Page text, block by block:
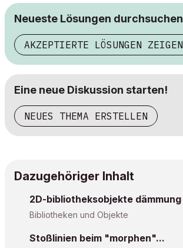
Neueste Lösungen durchsuchen
AKZEPTIERTE LÖSUNGEN ZEIGEN
Eine neue Diskussion starten!
NEUES THEMA ERSTELLEN
Dazugehöriger Inhalt
2D-bibliotheksobjekte dämmung
Bibliotheken und Objekte
Stoßlinien beim "morphen"...